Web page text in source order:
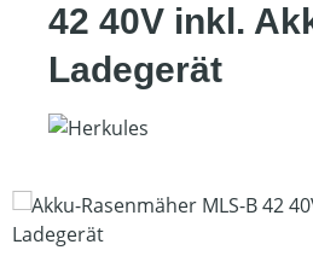
42 40V inkl.
Ladegerät
Bildergalerie überspringen